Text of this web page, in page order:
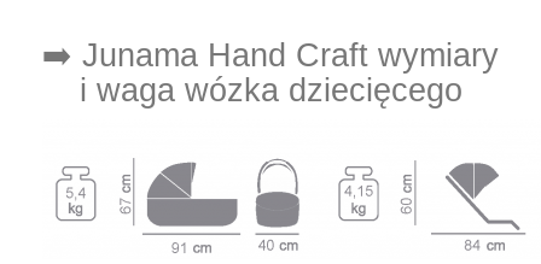
➡️ Junama Hand Craft wymiary
i waga wózka dziecięcego